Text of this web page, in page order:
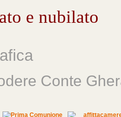
e nubilato
Conte